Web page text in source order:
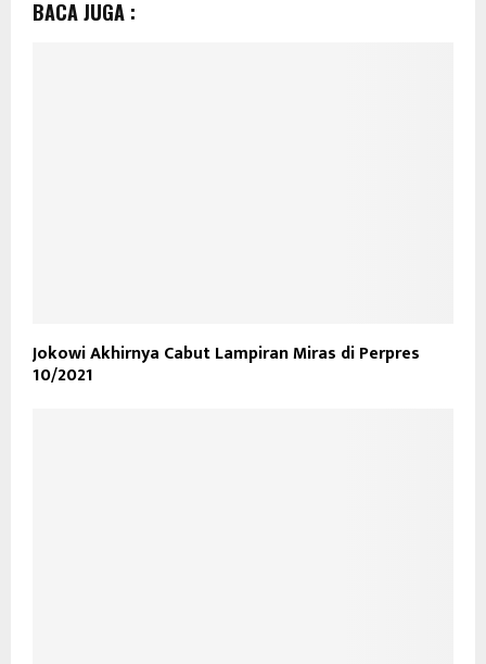
BACA JUGA :
Jokowi Akhirnya Cabut Lampiran Miras di Perpres
10/2021